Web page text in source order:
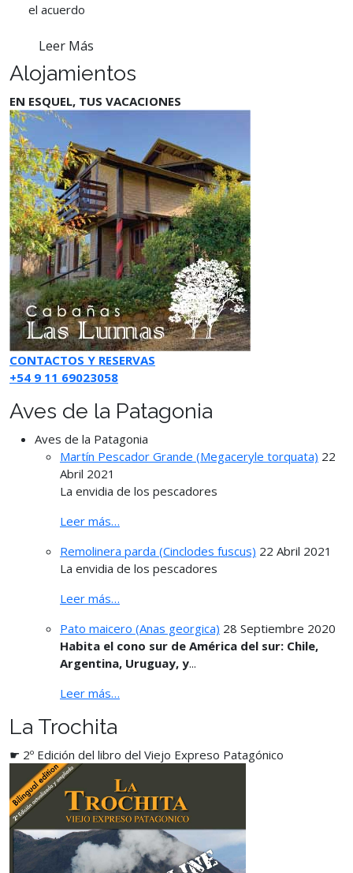
el acuerdo
Leer Más
Alojamientos
EN ESQUEL, TUS VACACIONES
CONTACTOS Y RESERVAS
+54 9 11 69023058
Aves de la Patagonia
Aves de la Patagonia
Martín Pescador Grande (Megaceryle torquata) 22
Abril 2021
La envidia de los pescadores
Leer más…
Remolinera parda (Cinclodes fuscus) 22 Abril 2021
La envidia de los pescadores
Leer más…
Pato maicero (Anas georgica) 28 Septiembre 2020
Habita el cono sur de América del sur: Chile,
Argentina, Uruguay, y...
Leer más…
La Trochita
☛ 2º Edición del libro del Viejo Expreso Patagónico